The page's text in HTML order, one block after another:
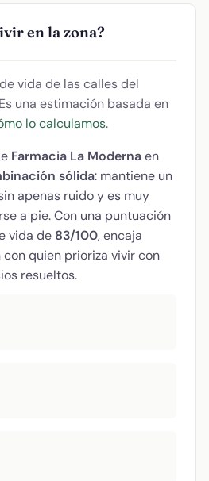
en la zona?
vida de las calles del
una estimación basada en
lo calculamos.
Farmacia La Modernaen
sólida: mantiene un
apenas ruido y es muy
a pie. Con una puntuación
vida de 83/100, encaja
quien prioriza vivir con
resueltos.